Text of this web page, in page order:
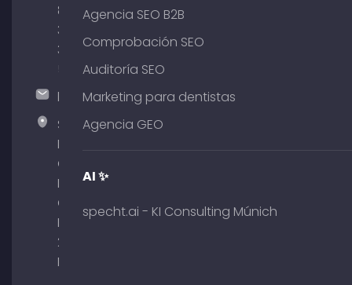
89
380
375
hallo@timospecht.de
Specht
Marketing
GmbH –
Palais am
Obelisk
Briennerstr.
29 80333
Múnich
Agencia SEO B2B
Comprobación SEO
Auditoría SEO
Marketing para dentistas
Agencia GEO
AI ✨
specht.ai - KI Consulting Múnich